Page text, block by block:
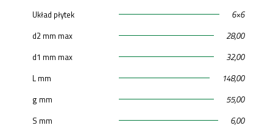
Układ płytek
6×6
d2 mm max
28,00
d1 mm max
32,00
L mm
148,00
g mm
55,00
S mm
6,00